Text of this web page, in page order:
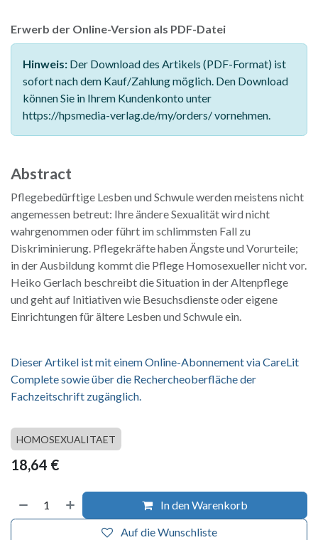
Erwerb der Online-Version als PDF-Datei
Hinweis: Der Download des Artikels (PDF-Format) ist
sofort nach dem Kauf/Zahlung möglich. Den Download
können Sie in Ihrem Kundenkonto unter
https://hpsmedia-verlag.de/my/orders/ vornehmen.
Abstract
Pflegebedürftige Lesben und Schwule werden meistens nicht
angemessen betreut: Ihre ändere Sexualität wird nicht
wahrgenommen oder führt im schlimmsten Fall zu
Diskriminierung. Pflegekräfte haben Ängste und Vorurteile;
in der Ausbildung kommt die Pflege Homosexueller nicht vor.
Heiko Gerlach beschreibt die Situation in der Altenpflege
und geht auf Initiativen wie Besuchsdienste oder eigene
Einrichtungen für ältere Lesben und Schwule ein.
Dieser Artikel ist mit einem Online-Abonnement via CareLit
Complete sowie über die Rechercheoberfläche der
Fachzeitschrift zugänglich.
HOMOSEXUALITAET
18,64 €
In den Warenkorb
Auf die Wunschliste